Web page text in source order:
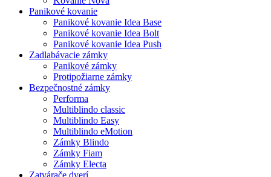
Panikové kovanie
Panikové kovanie Idea Base
Panikové kovanie Idea Bolt
Panikové kovanie Idea Push
Zadlabávacie zámky
Panikové zámky
Protipožiarne zámky
Bezpečnostné zámky
Performa
Multiblindo classic
Multiblindo Easy
Multiblindo eMotion
Zámky Blindo
Zámky Fiam
Zámky Electa
Zatvárače dverí